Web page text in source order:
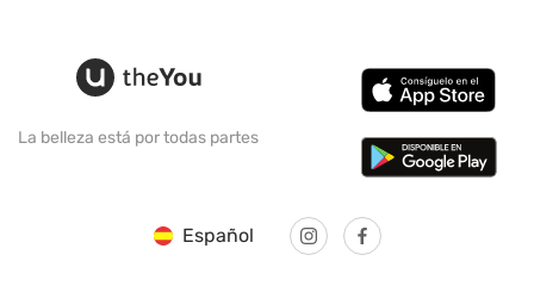
La belleza está por todas partes
Español